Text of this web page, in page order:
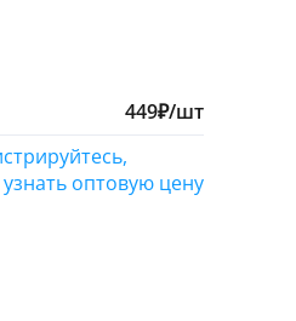
449₽/шт
оптовую цену